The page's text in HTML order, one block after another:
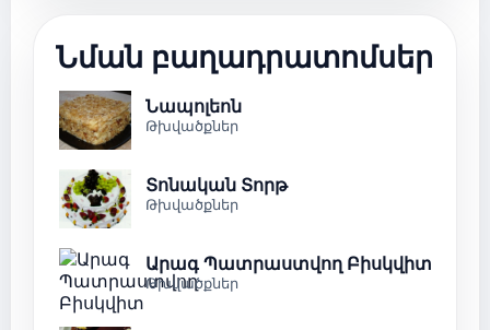
Նման բաղադրատոմսեր
Նապոլեոն
Թխվածքներ
Տոնական Տորթ
Թխվածքներ
Արագ Պատրաստվող Բիսկվիտ
Թխվածքներ